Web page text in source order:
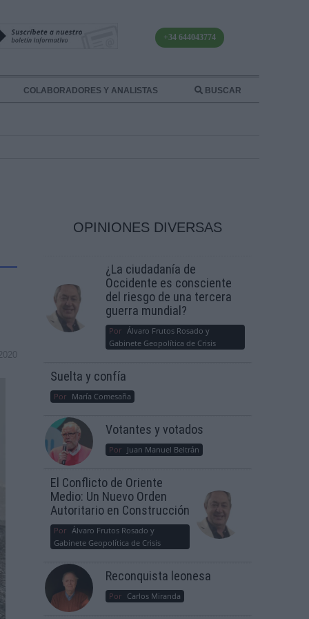
+34 644043774
COLABORADORES Y ANALISTAS BUSCAR
OPINIONES DIVERSAS
¿La ciudadanía de
Occidente es consciente
del riesgo de una tercera
guerra mundial?
Por Álvaro Frutos Rosado y
Gabinete Geopolítica de Crisis
Suelta y confía
Por María Comesaña
Votantes y votados
Por Juan Manuel Beltrán
El Conflicto de Oriente
Medio: Un Nuevo Orden
Autoritario en Construcción
Por Álvaro Frutos Rosado y
Gabinete Geopolítica de Crisis
Reconquista leonesa
Por Carlos Miranda